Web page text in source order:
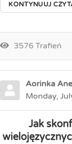
KONTYNUUJ
3576 Trafień
Aorinka
Monday,
Jak